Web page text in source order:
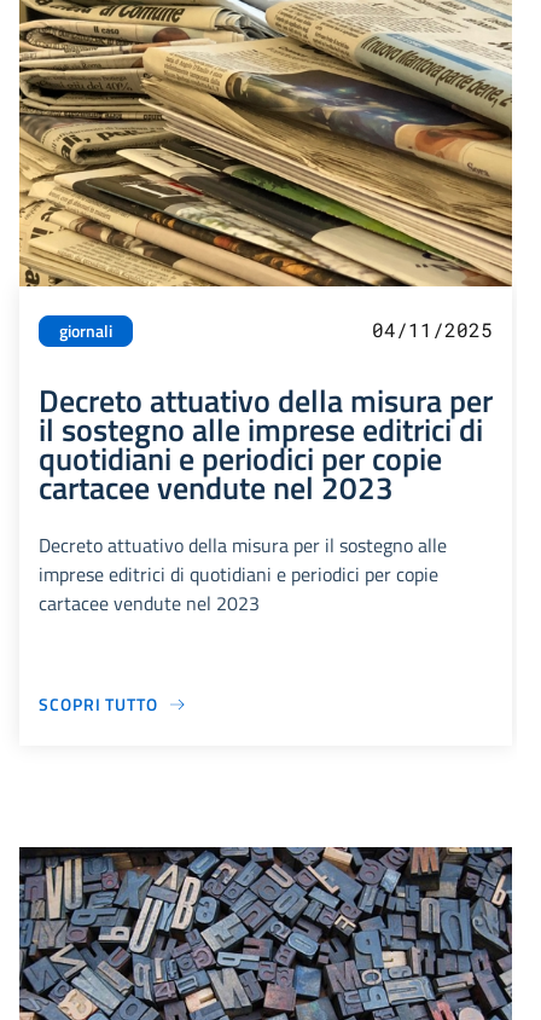
giornali 04/11/2025
Decreto attuativo della misura per
il sostegno alle imprese editrici di
quotidiani e periodici per copie
cartacee vendute nel 2023
Decreto attuativo della misura per il sostegno alle
imprese editrici di quotidiani e periodici per copie
cartacee vendute nel 2023
SCOPRI TUTTO